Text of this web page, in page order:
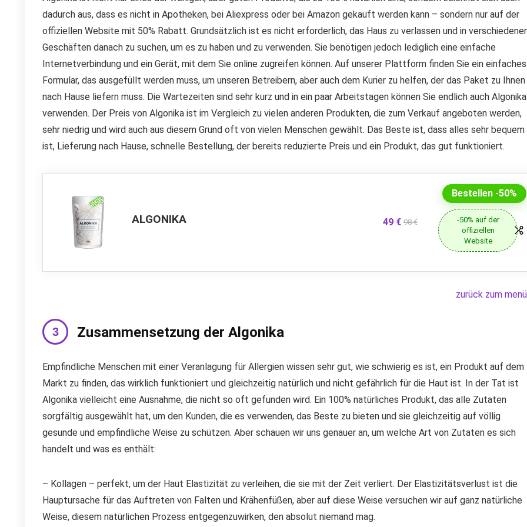
dadurch aus, dass es nicht in Apotheken, bei Aliexpress oder bei Amazon gekauft werden kann – sondern nur auf der
offiziellen Website mit 50% Rabatt. Grundsätzlich ist es nicht erforderlich, das Haus zu verlassen und in
Geschäften danach zu suchen, um es zu haben und zu verwenden. Sie benötigen jedoch lediglich eine einfache
Internetverbindung und ein Gerät, mit dem Sie online zugreifen können. Auf unserer Plattform finden Sie ein einfaches
Formular, das ausgefüllt werden muss, um unseren Betreibern, aber auch dem Kurier zu helfen, der das Paket zu Ihnen
nach Hause liefern muss. Die Wartezeiten sind sehr kurz und in ein paar Arbeitstagen können Sie endlich auch Algonika
verwenden. Der Preis von Algonika ist im Vergleich zu vielen anderen Produkten, die zum Verkauf angeboten werden,
sehr niedrig und wird auch aus diesem Grund oft von vielen Menschen gewählt. Das Beste ist, dass alles sehr bequem
ist, Lieferung nach Hause, schnelle Bestellung, der bereits reduzierte Preis und ein Produkt, das gut funktioniert.
ALGONIKA 49 € 98 €
Bestellen -50%
-50% auf der
offiziellen
Website
zurück zum
Zusammensetzung der Algonika
Empfindliche Menschen mit einer Veranlagung für Allergien wissen sehr gut, wie schwierig es ist, ein Produkt auf dem
Markt zu finden, das wirklich funktioniert und gleichzeitig natürlich und nicht gefährlich für die Haut ist. In der Tat ist
Algonika vielleicht eine Ausnahme, die nicht so oft gefunden wird. Ein 100% natürliches Produkt, das alle Zutaten
sorgfältig ausgewählt hat, um den Kunden, die es verwenden, das Beste zu bieten und sie gleichzeitig auf völlig
gesunde und empfindliche Weise zu schützen. Aber schauen wir uns genauer an, um welche Art von Zutaten es sich
handelt und was es enthält:
– Kollagen – perfekt, um der Haut Elastizität zu verleihen, die sie mit der Zeit verliert. Der Elastizitätsverlust ist die
Hauptursache für das Auftreten von Falten und Krähenfüßen, aber auf diese Weise versuchen wir auf ganz natürliche
Weise, diesem natürlichen Prozess entgegenzuwirken, den absolut niemand mag.